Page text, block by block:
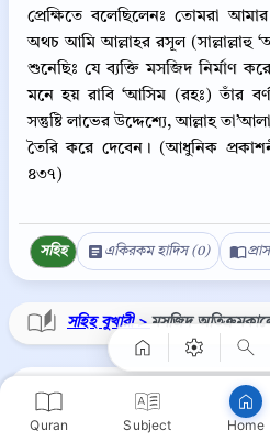
Quran Subject Home
প্রেক্ষিতে বলেছিলেনঃ তোমরা
অথচ আমি আল্লাহর রসূল (সাল্লাল্লাহু
শুনেছিঃ যে ব্যক্তি মসজিদ নির্মাণ
মনে হয় রাবি ‘আসিম (রহঃ) তাঁর
সন্তুষ্টি লাভের উদ্দেশ্যে, আল্লাহ
তৈরি করে দেবেন। (আধুনিক
৪৩৭)
সহিহ একিরকম হাদিস (0)
সহিহ বুখারী > মসজিদ
সহিহ বুখারী ৪৫১
Copy